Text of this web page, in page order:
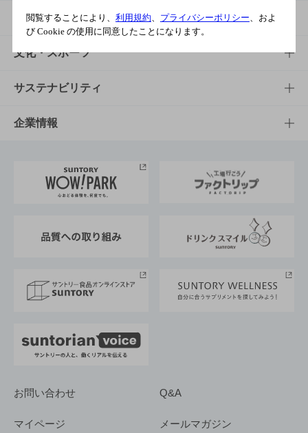
商品TOP
商品一覧
商品発売情報
栄養成分一覧
知る・楽しむ
知る・楽しむTOP
キャンペーン
工場見学
地域情報
文化・スポーツ
文化・スポーツTOP
サントリーホール
サントリーサンバーズ大阪
サステナビリティ
サステナビリティTOP
サントリーが考えるサステナビリティ経営
企業情報
企業概要
採用情報
お問い合わせ Q&A
マイページ メールマガジン
閲覧することにより、 利用規約 プライバシーポリシー 、およ
び Cookie の使用に同意したことになります。